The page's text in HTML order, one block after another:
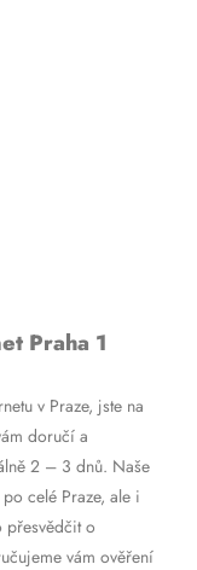
Praha 1
v Praze, jste na
doručí a
2 – 3 dnů. Naše
celé Praze, ale i
přesvědčit o
vám ověření